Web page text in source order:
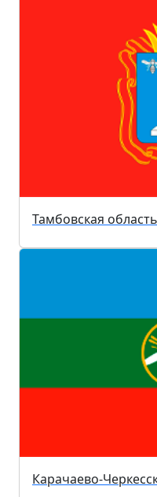
Тамбовская область
Карачаево-